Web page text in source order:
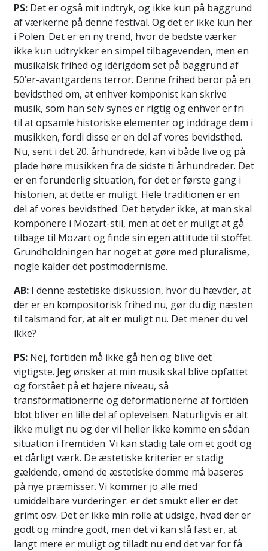
PS: Det er også mit indtryk, og ikke kun på baggrund
af værkerne på denne festival. Og det er ikke kun her
i Polen. Det er en ny trend, hvor de bedste værker
ikke kun udtrykker en simpel tilbagevenden, men en
musikalsk frihed og idérigdom set på baggrund af
50’er-avantgardens terror. Denne frihed beror på en
bevidsthed om, at enhver komponist kan skrive
musik, som han selv synes er rigtig og enhver er fri
til at opsamle historiske elementer og inddrage dem i
musikken, fordi disse er en del af vores bevidsthed.
Nu, sent i det 20. århundrede, kan vi både live og på
plade høre musikken fra de sidste ti århundreder. Det
er en forunderlig situation, for det er første gang i
historien, at dette er muligt. Hele traditionen er en
del af vores bevidsthed. Det betyder ikke, at man skal
komponere i Mozart-stil, men at det er muligt at gå
tilbage til Mozart og finde sin egen attitude til stoffet.
Grundholdningen har noget at gøre med pluralisme,
nogle kalder det postmodernisme.
AB: I denne æstetiske diskussion, hvor du hævder, at
der er en kompositorisk frihed nu, gør du dig næsten
til talsmand for, at alt er muligt nu. Det mener du vel
ikke?
PS: Nej, fortiden må ikke gå hen og blive det
vigtigste. Jeg ønsker at min musik skal blive opfattet
og forstået på et højere niveau, så
transformationerne og deformationerne af fortiden
blot bliver en lille del af oplevelsen. Naturligvis er alt
ikke muligt nu og der vil heller ikke komme en sådan
situation i fremtiden. Vi kan stadig tale om et godt og
et dårligt værk. De æstetiske kriterier er stadig
gældende, omend de æstetiske domme må baseres
på nye præmisser. Vi kommer jo alle med
umiddelbare vurderinger: er det smukt eller er det
grimt osv. Det er ikke min rolle at udsige, hvad der er
godt og mindre godt, men det vi kan slå fast er, at
langt mere er muligt og tilladt nu end det var for få